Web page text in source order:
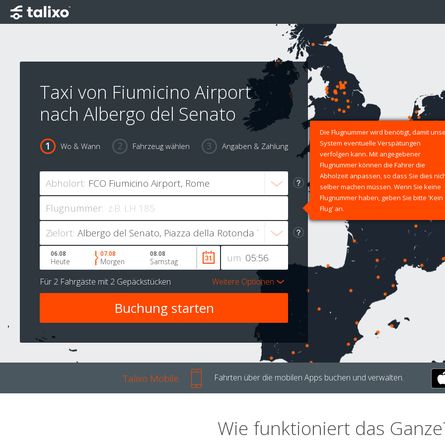
Taxi von Fiumicino Airport
nach Albergo del Senato
Wo & Wann Fahrzeug wählen Angaben & Zahlung
Abholort:
Flugnummer:
Die Flugnummer wird benötigt, damit
System eventuelle Verspätungen
verfolgen kann. Mit angegebener
Flugnummer können die Fahrer die
Abholzeit anpassen, so dass Sie dies
selber machen müssen. Wenn Sie keine
Flugnummer haben, geben Sie bitte 'Kein
Flug' an.
Zielort:
um
06.08
Heute
07.08
Morgen
08.08
Samstag
Für 2 Fahrgäste mit 2 Gepäckstücken Weitere Optionen
Talixo Mobile Fahrten über die mobilen Apps buchen und verwalten.
Wie funktioniert das